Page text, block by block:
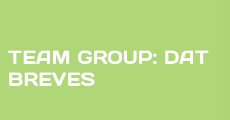
TEAM GROUP: DAT
BREVES